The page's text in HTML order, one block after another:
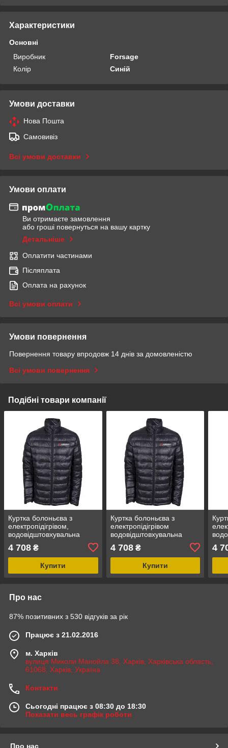
Характеристики
Основні
Виробник
Forsage
Колір
Синій
Умови доставки
Нова Пошта
Самовивіз
Всі умови доставки
Умови оплати
Ви отримаєте замовлення
або гроші повернуться на вашу картку
Детальніше
Оплатити частинами
Післяплата
Оплата на рахунок
Всі умови оплати
Умови повернення
Повернення товару впродовж 14 днів за домовленістю
Всі умови повернення
Подібні товари компанії
Куртка болоньєва з
електропідігрівом,
водовідштовхувальна
(р.46-48, чорна, АКБ: 5V,
2A, від 10000 mA, 3
режима нагрева, АКБ не
4 708 ₴
Купити
Куртка болоньєва з
електропідігрівом
водовідштовхувальна
(р.44-46, чорна, АКБ: 5V,
2A, від 10000 mAh)
Forsage TNF-14(S)
4 708₴
Купити
2A,
4
Про нас
87% позитивних з 530 відгуків за рік
Працює з 21.02.2016
м. Харків
вулиця Миколи Манойла 38, Харків, Харківська область,
61068, Харків, Україна
Контакти
Сьогодні працює з 08:30 до 18:30
Показати весь графік роботи
Про нас